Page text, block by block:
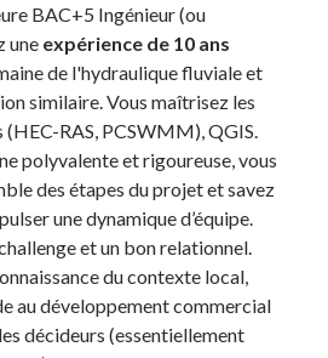
BAC+5 Ingénieur (ou
une expérience de 10 ans
de l'hydraulique fluviale et
similaire. Vous maîtrisez les
RAS, PCSWMM), QGIS.
polyvalente et rigoureuse, vous
des étapes du projet et savez
une dynamique d’équipe.
et un bon relationnel.
du contexte local,
au développement commercial
décideurs (essentiellement